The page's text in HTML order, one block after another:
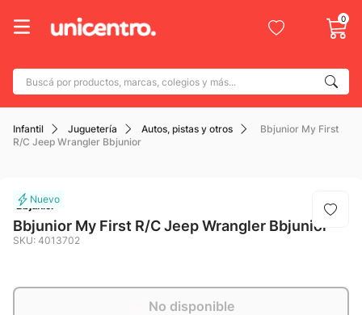
0
Buscá por productos, marcas, colegios y más...
Infantil Juguetería Autos, pistas y otros
Bbjunior My First
R/C Jeep Wrangler Bbjunior
Bbjunior
Bbjunior My First R/C Jeep Wrangler Bbjunior
SKU: 4013702
No disponible
Términos más buscados
1. adidas
caterpillar
5. botin